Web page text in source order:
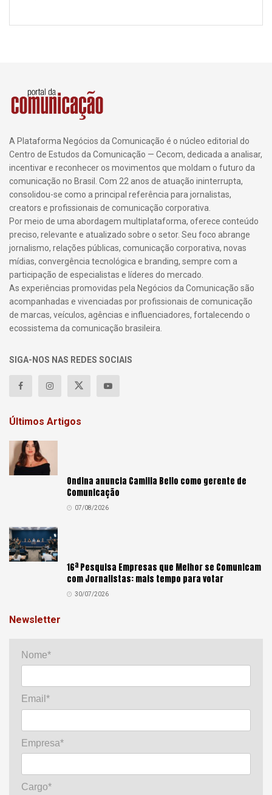
A Plataforma Negócios da Comunicação é o núcleo editorial do
Centro de Estudos da Comunicação — Cecom, dedicada a analisar,
incentivar e reconhecer os movimentos que moldam o futuro da
comunicação no Brasil. Com 22 anos de atuação ininterrupta,
consolidou-se como a principal referência para jornalistas,
creators e profissionais de comunicação corporativa.
Por meio de uma abordagem multiplataforma, oferece conteúdo
preciso, relevante e atualizado sobre o setor. Seu foco abrange
jornalismo, relações públicas, comunicação corporativa, novas
mídias, convergência tecnológica e branding, sempre com a
participação de especialistas e líderes do mercado.
As experiências promovidas pela Negócios da Comunicação são
acompanhadas e vivenciadas por profissionais de comunicação
de marcas, veículos, agências e influenciadores, fortalecendo o
ecossistema da comunicação brasileira.
SIGA-NOS NAS REDES SOCIAIS
Últimos Artigos
Ondina anuncia Camilla Bello como gerente de
Comunicação
07/08/2026
16ª Pesquisa Empresas que Melhor se Comunicam
com Jornalistas: mais tempo para votar
30/07/2026
Newsletter
Nome*
Email*
Empresa*
Cargo*